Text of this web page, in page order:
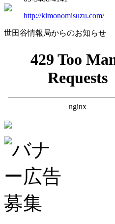
http://kimonomisuzu.com/
世田谷情報局からのお知らせ